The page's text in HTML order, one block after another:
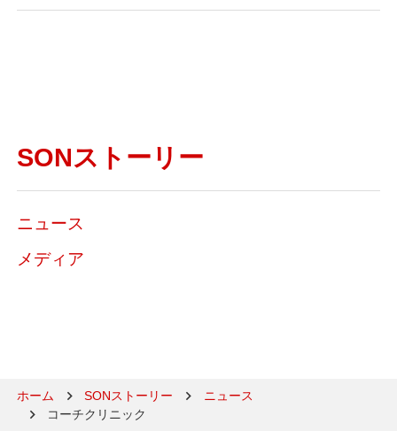
SONストーリー
ニュース
メディア
ホーム SONストーリー
ニュース
コーチクリニック